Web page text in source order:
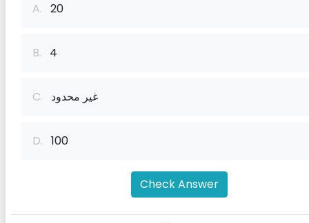
A. 20
B. 4
C. غير محدود
D. 100
Check Answer